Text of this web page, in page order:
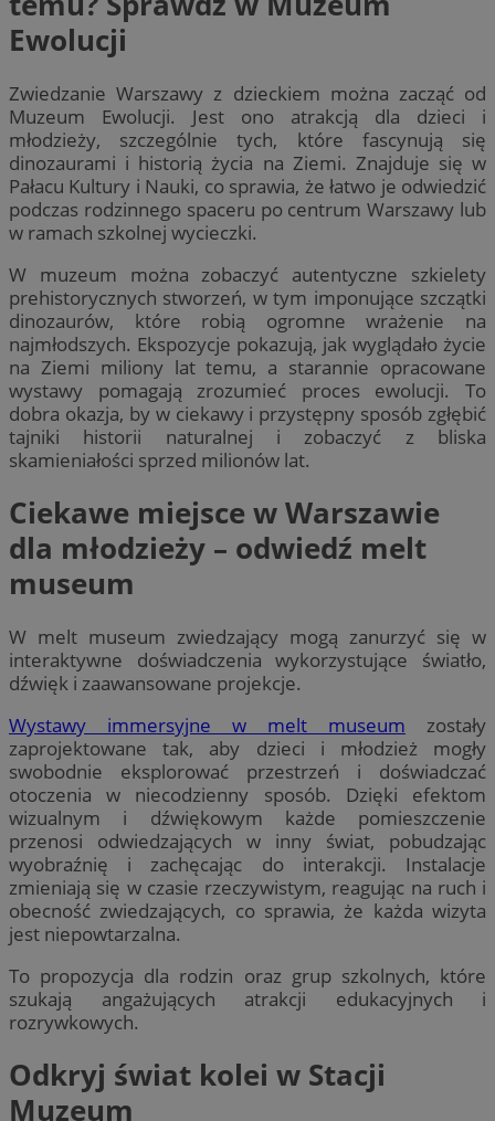
Ewolucji
Zwiedzanie Warszawy z dzieckiem można zacząć od
Muzeum Ewolucji. Jest ono atrakcją dla dzieci i
młodzieży, szczególnie tych, które fascynują się
dinozaurami i historią życia na Ziemi. Znajduje się w
Pałacu Kultury i Nauki, co sprawia, że łatwo je odwiedzić
podczas rodzinnego spaceru po centrum Warszawy lub
w ramach szkolnej wycieczki.
W muzeum można zobaczyć autentyczne szkielety
prehistorycznych stworzeń, w tym imponujące szczątki
dinozaurów, które robią ogromne wrażenie na
najmłodszych. Ekspozycje pokazują, jak wyglądało życie
na Ziemi miliony lat temu, a starannie opracowane
wystawy pomagają zrozumieć proces ewolucji. To
dobra okazja, by w ciekawy i przystępny sposób zgłębić
tajniki historii naturalnej i zobaczyć z bliska
skamieniałości sprzed milionów lat.
Ciekawe miejsce w Warszawie
dla młodzieży – odwiedź melt
museum
W melt museum zwiedzający mogą zanurzyć się w
interaktywne doświadczenia wykorzystujące światło,
dźwięk i zaawansowane projekcje.
Wystawy immersyjne w melt museum zostały
zaprojektowane tak, aby dzieci i młodzież mogły
swobodnie eksplorować przestrzeń i doświadczać
otoczenia w niecodzienny sposób. Dzięki efektom
wizualnym i dźwiękowym każde pomieszczenie
przenosi odwiedzających w inny świat, pobudzając
wyobraźnię i zachęcając do interakcji. Instalacje
zmieniają się w czasie rzeczywistym, reagując na ruch i
obecność zwiedzających, co sprawia, że każda wizyta
jest niepowtarzalna.
To propozycja dla rodzin oraz grup szkolnych, które
szukają angażujących atrakcji edukacyjnych i
rozrywkowych.
Odkryj świat kolei w Stacji
Muzeum